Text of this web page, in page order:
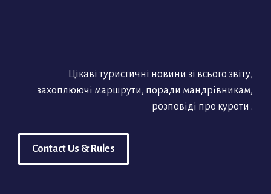
Цікаві туристичні новини зі всього звіту,
захоплюючі маршрути, поради мандрівникам,
розповіді про куроти .
Contact Us & Rules